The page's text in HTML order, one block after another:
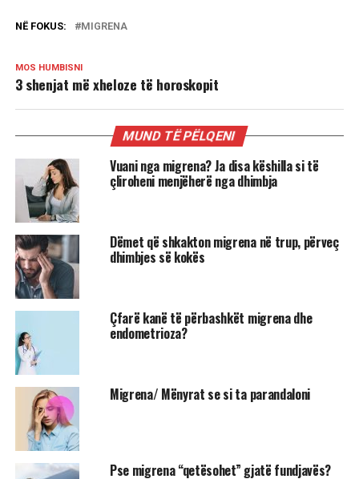
NË FOKUS: MIGRENA
MOS HUMBISNI
3 shenjat më xheloze të horoskopit
MUND TË PËLQENI
Vuani nga migrena? Ja disa këshilla si të
çliroheni menjëherë nga dhimbja
Dëmet që shkakton migrena në trup, përveç
dhimbjes së kokës
Çfarë kanë të përbashkët migrena dhe
endometrioza?
Migrena/ Mënyrat se si ta parandaloni
Pse migrena “qetësohet” gjatë fundjavës?